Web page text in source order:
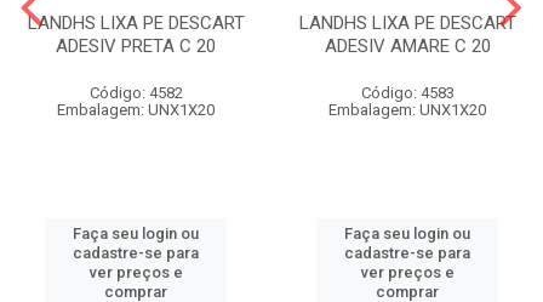
LANDHS LIXA PE DESCART
ADESIV PRETA C 20
Código: 4582
Embalagem: UNX1X20
Faça seu login ou
cadastre-se para
ver preços e
comprar
LANDHS LIXA PE DESCART
ADESIV AMARE C 20
Código: 4583
Embalagem: UNX1X20
Faça seu login ou
cadastre-se para
ver preços e
comprar